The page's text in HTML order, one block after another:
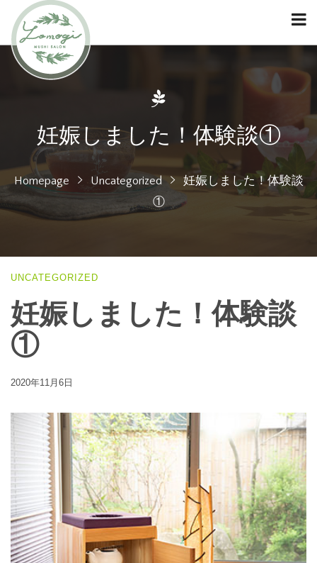
妊娠しました！体験談①
Homepage Uncategorized
妊娠しました！体験談
①
UNCATEGORIZED
妊娠しました！体験談
①
2020年11月6日